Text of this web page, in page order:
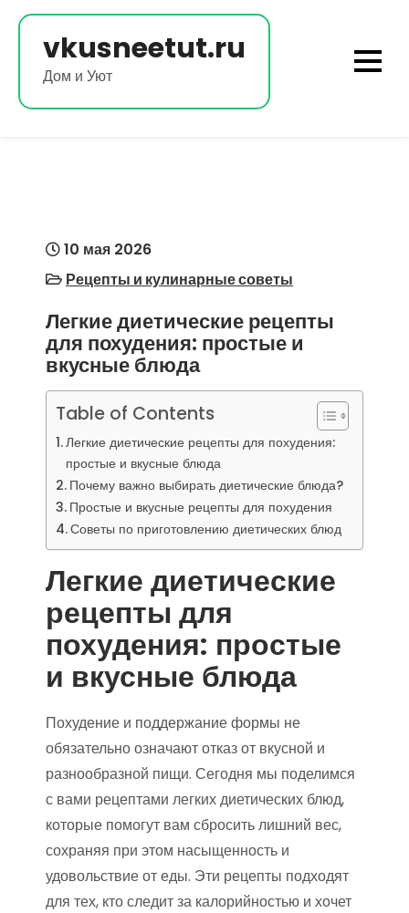
Перейти
содержимому
vkusneetut.ru
Дом и Уют
10 мая 2026
Рецепты и кулинарные советы
Легкие диетические рецепты
для похудения: простые и
вкусные блюда
Table of Contents
Легкие диетические рецепты для похудения:
простые и вкусные блюда
Почему важно выбирать диетические блюда?
Простые и вкусные рецепты для похудения
Советы по приготовлению диетических блюд
Легкие диетические
рецепты для
похудения: простые
и вкусные блюда
Похудение и поддержание формы не
обязательно означают отказ от вкусной и
разнообразной пищи. Сегодня мы поделимся
с вами рецептами легких диетических блюд,
которые помогут вам сбросить лишний вес,
сохраняя при этом насыщенность и
удовольствие от еды. Эти рецепты подходят
для тех, кто следит за калорийностью и хочет